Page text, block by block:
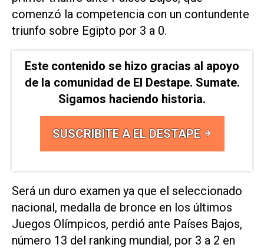
comenzó la competencia con un contundente
triunfo sobre Egipto por 3 a 0.
Este contenido se hizo gracias al apoyo
de la comunidad de El Destape. Sumate.
Sigamos haciendo historia.
SUSCRIBITE A EL DESTAPE
Será un duro examen ya que el seleccionado
nacional, medalla de bronce en los últimos
Juegos Olímpicos, perdió ante Países Bajos,
número 13 del ranking mundial, por 3 a 2 en